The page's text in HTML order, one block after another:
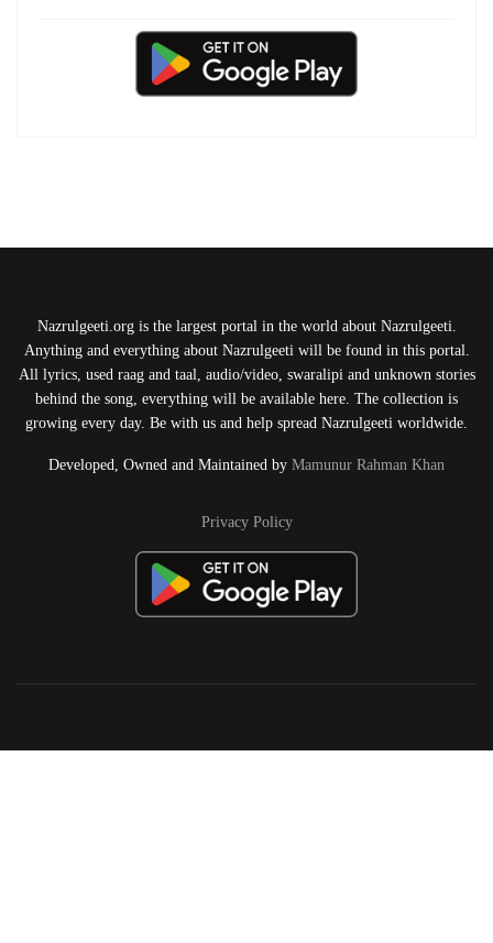
Nazrulgeeti.org is the largest portal in the world about Nazrulgeeti.
Anything and everything about Nazrulgeeti will be found in this portal.
All lyrics, used raag and taal, audio/video, swaralipi and unknown stories
behind the song, everything will be available here. The collection is
growing every day. Be with us and help spread Nazrulgeeti worldwide.
Developed, Owned and Maintained by Mamunur Rahman Khan
Privacy Policy